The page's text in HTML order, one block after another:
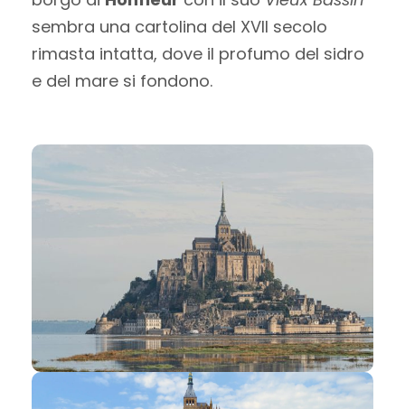
sembra una cartolina del XVII secolo
rimasta intatta, dove il profumo del sidro
e del mare si fondono.